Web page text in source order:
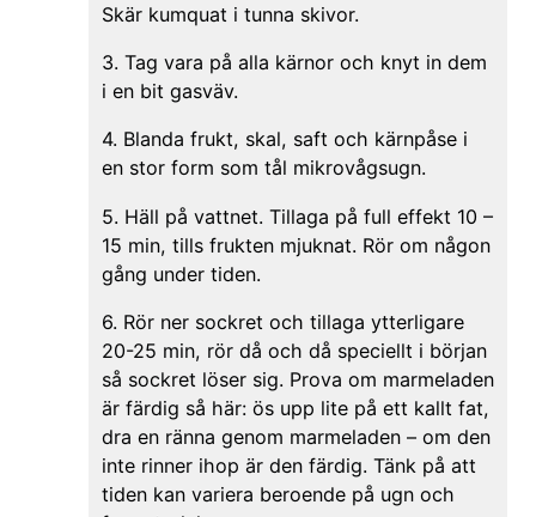
Skär kumquat i tunna skivor.
3. Tag vara på alla kärnor och knyt in dem
i en bit gasväv.
4. Blanda frukt, skal, saft och kärnpåse i
en stor form som tål mikrovågsugn.
5. Häll på vattnet. Tillaga på full effekt 10 –
15 min, tills frukten mjuknat. Rör om någon
gång under tiden.
6. Rör ner sockret och tillaga ytterligare
20-25 min, rör då och då speciellt i början
så sockret löser sig. Prova om marmeladen
är färdig så här: ös upp lite på ett kallt fat,
dra en ränna genom marmeladen – om den
inte rinner ihop är den färdig. Tänk på att
tiden kan variera beroende på ugn och